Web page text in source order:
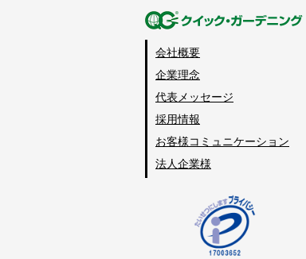
会社概要
企業理念
代表メッセージ
採用情報
お客様コミュニケーション
法人企業様